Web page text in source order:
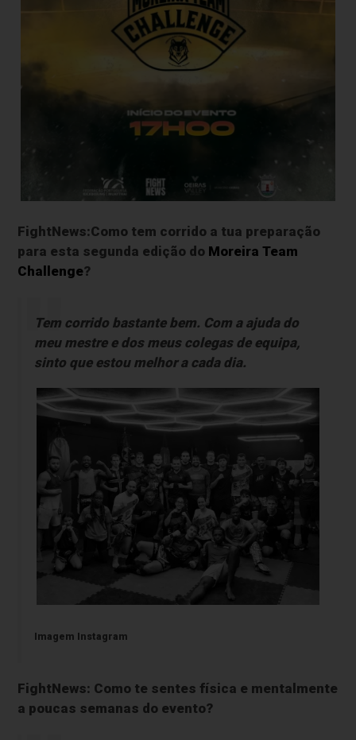
FightNews:Como tem corrido a tua preparação
para esta segunda edição do Moreira Team
Challenge?
Tem corrido bastante bem. Com a ajuda do
meu mestre e dos meus colegas de equipa,
sinto que estou melhor a cada dia.
Imagem Instagram
FightNews: Como te sentes física e mentalmente
a poucas semanas do evento?